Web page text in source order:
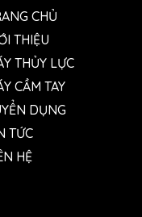
CHỦ
THIỆU
THỦY LỰC
CẦM TAY
DỤNG
TỨC
HỆ